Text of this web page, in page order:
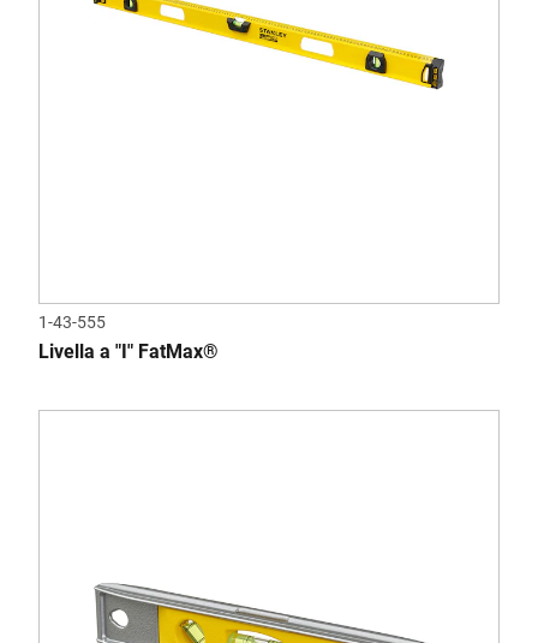
1-43-555
Livella a "I" FatMax®